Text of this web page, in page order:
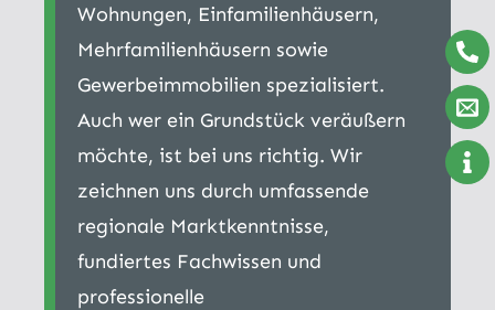
Wohnungen, Einfamilienhäusern,
Mehrfamilienhäusern sowie
Gewerbeimmobilien spezialisiert.
Auch wer ein Grundstück veräußern
möchte, ist bei uns richtig. Wir
zeichnen uns durch umfassende
regionale Marktkenntnisse,
fundiertes Fachwissen und
professionelle